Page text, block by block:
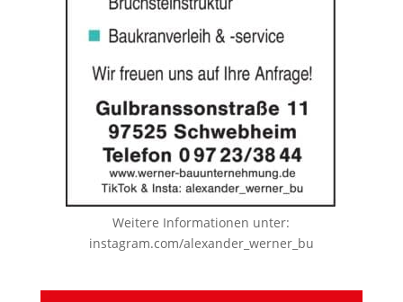
Weitere Informationen unter:
instagram.com/alexander_werner_bu